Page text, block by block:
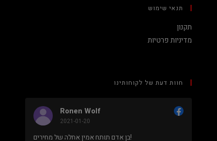
תנאי שימוש
תקנון
מדיניות פרטיות
חוות דעת של לקוחותינו
Nadav Peket
2020-12-19
מחיר נמוך והוגן למעבד 5900X בלי שצריך לקנות